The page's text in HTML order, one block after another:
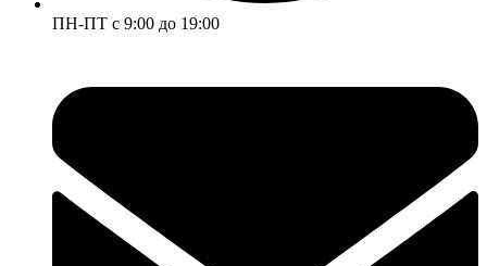
ПН-ПТ с 9:00 до 19:00